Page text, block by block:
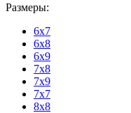
Размеры:
6x7
6x8
6x9
7x8
7x9
7x7
8x8